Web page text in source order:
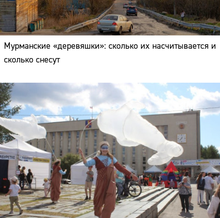
Мурманские «деревяшки»: сколько их насчитывается и
сколько снесут